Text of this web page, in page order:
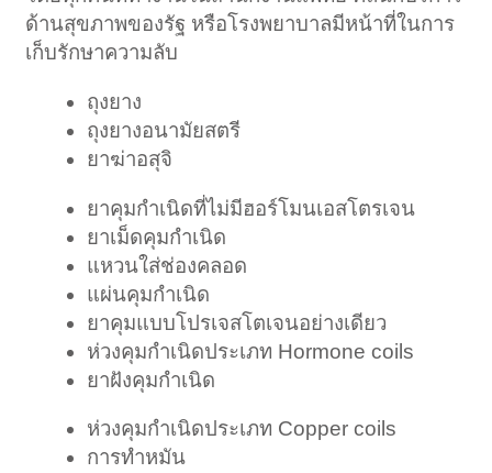
ด้านสุขภาพของรัฐ หรือโรงพยาบาลมีหน้าที่ในการ
เก็บรักษาความลับ
ถุงยาง
ถุงยางอนามัยสตรี
ยาฆ่าอสุจิ
ยาคุมกำเนิดที่ไม่มีฮอร์โมนเอสโตรเจน
ยาเม็ดคุมกำเนิด
แหวนใส่ช่องคลอด
แผ่นคุมกำเนิด
ยาคุมแบบโปรเจสโตเจนอย่างเดียว
ห่วงคุมกำเนิดประเภท Hormone coils
ยาฝังคุมกำเนิด
ห่วงคุมกำเนิดประเภท Copper coils
การทำหมัน